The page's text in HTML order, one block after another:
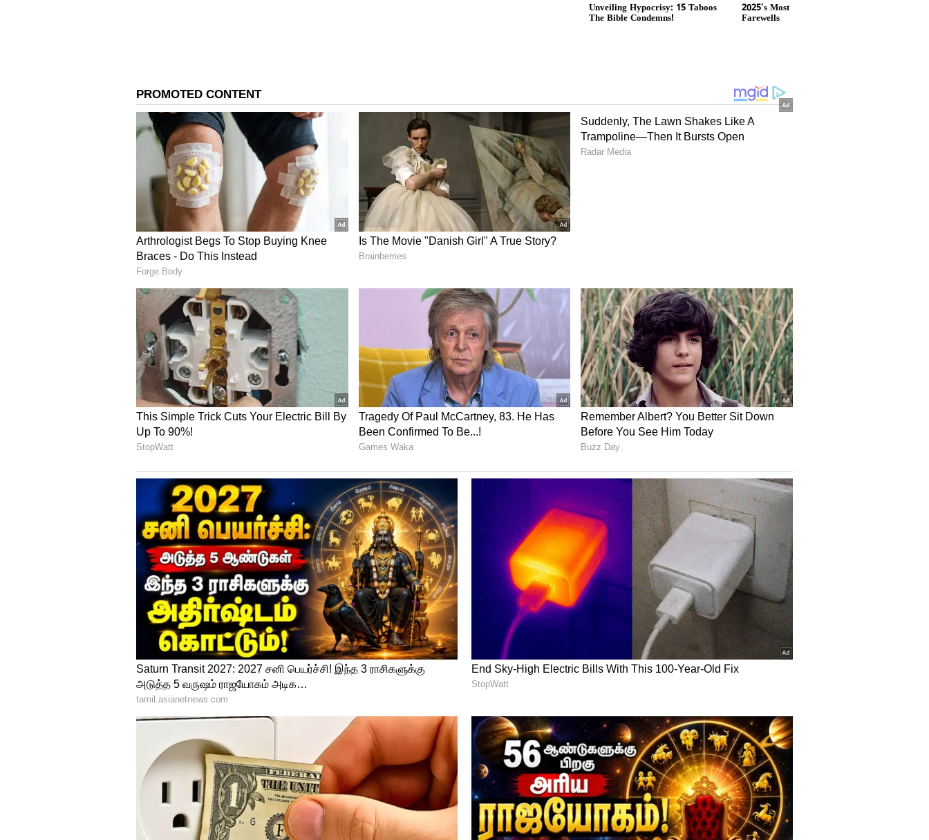
Image Credit :Chat GPT
10ம் முடிவுகள் இன்று வெளியாகிறது
இந்நிலையில் 10ம் வகுப்பு தமிழ் பொதுத்தேர்வை 10,877 மாணவர்களும்.
ஆங்கிலம் பொதுத் தேர்வை 10,369 மாணவர்களும், கணிதம் பொதுத் தேர்வை
11,284 மாணவர்களும், அறிவியல் தேர்வு எழுத 11,341 மாணவர்களும், சமூக
அறிவியல் தேர்வை 11,228 மாணவர்கள் எழுதவில்லை. இந்நிலையில் 10ம் வகுப்பு
பொதுத் தேர்வுகள் முடிவடைந்த நிலையில் விடைத்தாள் திருத்தும் பணி நிறைவு
பெற்றதை அடுத்து மே 20ம் தேதியான இன்று காலை 9.30 மணிக்கு தேர்வு
முடிவுகளை பள்ளிக் கல்வித்துறை அமைச்சர் ராஜ்மோகன் வெளியிட உள்ளார்.
Image Credit :Asianet News